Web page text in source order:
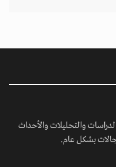
والتحليلات والأحداث
بشكل عام.